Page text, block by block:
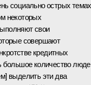
социально острых
некоторых
свои
совершают
кредитных
большое количество
выделить эти два